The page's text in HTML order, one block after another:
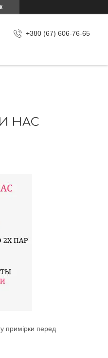
+380 (67) 606-76-65
НАС
примірки перед